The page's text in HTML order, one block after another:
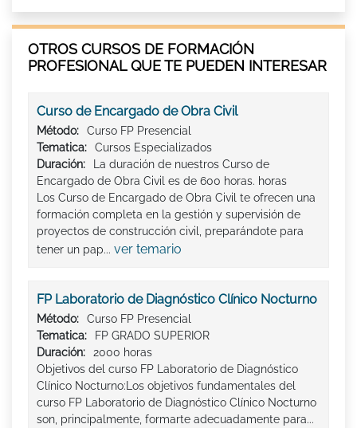
OTROS CURSOS DE FORMACIÓN
PROFESIONAL QUE TE PUEDEN INTERESAR
Curso de Encargado de Obra Civil
Método:
Curso FP Presencial
Tematica:
Cursos Especializados
Duración:
La duración de nuestros Curso de
Encargado de Obra Civil es de 600 horas. horas
Los Curso de Encargado de Obra Civil te ofrecen una
formación completa en la gestión y supervisión de
proyectos de construcción civil, preparándote para
tener un pap... ver temario
FP Laboratorio de Diagnóstico Clínico Nocturno
Método:
Curso FP Presencial
Tematica:
FP GRADO SUPERIOR
Duración:
2000 horas
Objetivos del curso FP Laboratorio de Diagnóstico
Clínico Nocturno:Los objetivos fundamentales del
curso FP Laboratorio de Diagnóstico Clínico Nocturno
son, principalmente, formarte adecuadamente para...